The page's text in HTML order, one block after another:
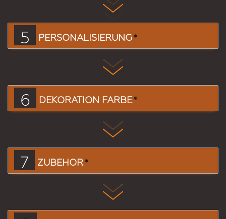
5 PERSONALISIERUNG*
6 DEKORATION FARBE*
7 ZUBEHÖR*